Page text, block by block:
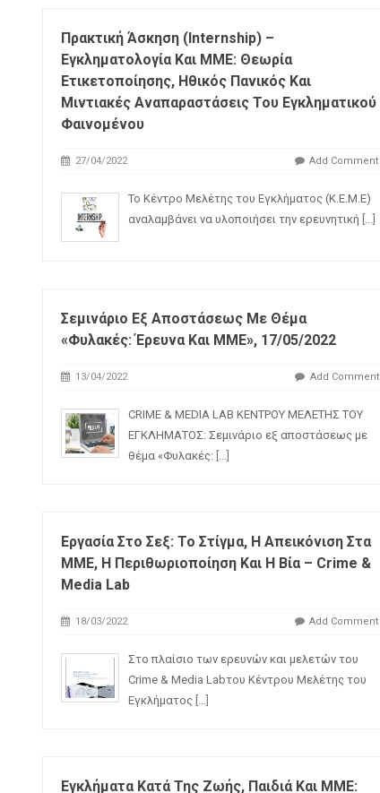
Πρακτική Άσκηση (internship) –
Εγκληματολογία Και ΜΜΕ: Θεωρία
Ετικετοποίησης, Ηθικός Πανικός Και
Μιντιακές Αναπαραστάσεις Του Εγκληματικού
Φαινομένου
27/04/2022 Add Comment
Το Κέντρο Μελέτης του Εγκλήματος (Κ.Ε.Μ.Ε)
αναλαμβάνει να υλοποιήσει την ερευνητική [...]
Σεμινάριο Εξ Αποστάσεως Με Θέμα
«Φυλακές: Έρευνα Και ΜΜΕ», 17/05/2022
13/04/2022 Add Comment
CRIME & MEDIA LAB ΚΕΝΤΡΟΥ ΜΕΛΕΤΗΣ ΤΟΥ
ΕΓΚΛΗΜΑΤΟΣ: Σεμινάριο εξ αποστάσεως με
θέμα «Φυλακές: [...]
Εργασία Στο Σεξ: Το Στίγμα, Η Απεικόνιση Στα
ΜΜΕ, Η Περιθωριοποίηση Και Η Βία – Crime &
Media Lab
18/03/2022 Add Comment
Στο πλαίσιο των ερευνών και μελετών του
Crime & Media Labτου Κέντρου Μελέτης του
Εγκλήματος [...]
Εγκλήματα Κατά Της Ζωής, Παιδιά Και ΜΜΕ: